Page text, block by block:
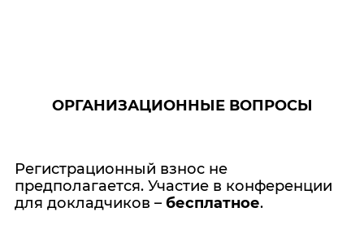
ОРГАНИЗАЦИОННЫЕ ВОПРОСЫ
Регистрационный взнос не
предполагается. Участие в конференции
для докладчиков – бесплатное.